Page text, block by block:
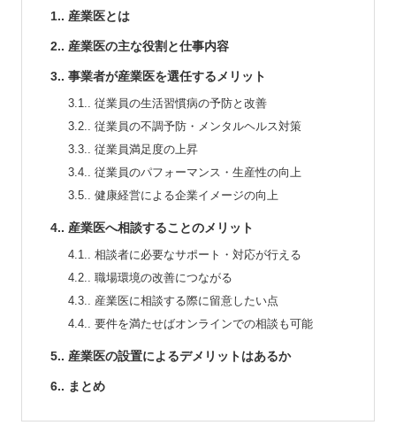
1. 産業医とは
2. 産業医の主な役割と仕事内容
3. 事業者が産業医を選任するメリット
3.1.
従業員の生活習慣病の予防と改善
3.2.
従業員の不調予防・メンタルヘルス対策
3.3.
従業員満足度の上昇
3.4.
従業員のパフォーマンス・生産性の向上
3.5.
健康経営による企業イメージの向上
4. 産業医へ相談することのメリット
4.1.
相談者に必要なサポート・対応が行える
4.2.
職場環境の改善につながる
4.3.
産業医に相談する際に留意したい点
4.4.
要件を満たせばオンラインでの相談も可能
5. 産業医の設置によるデメリットはあるか
6. まとめ